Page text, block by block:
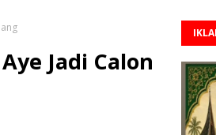
Jadi Calon